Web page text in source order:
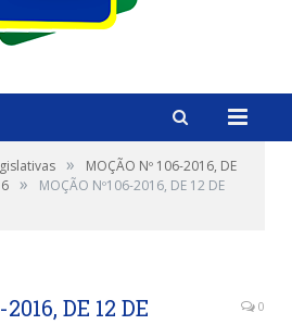
»
MOÇÃO Nº 106-2016, DE
»
MOÇÃO Nº106-2016, DE 12 DE
DE 12 DE
0